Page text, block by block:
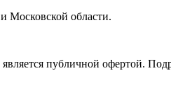
Московской области.
публичной офертой.